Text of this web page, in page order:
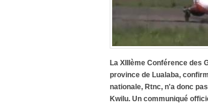
La XIIIème Conférence des
province de Lualaba,
nationale, Rtnc, n'a donc
Kwilu. Un communiqué